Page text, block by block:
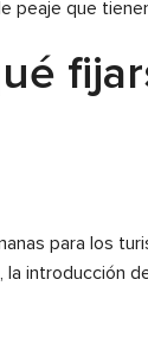
peaje que
para los
introducción